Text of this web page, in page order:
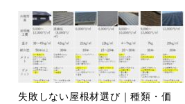
失敗しない屋根材選び｜種類・価